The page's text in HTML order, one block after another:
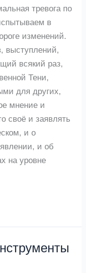
тревога по
в
изменений.
выступлений,
всякий раз,
Тени,
для других,
мнение и
своё и заявлять
и о
и об
на уровне